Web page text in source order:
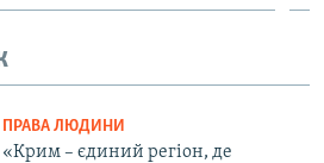
ПРАВА ЛЮДИНИ
«Крим – єдиний регіон, де